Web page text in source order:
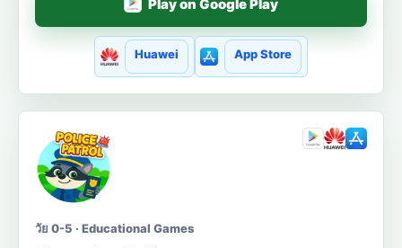
Play on Google Play
Huawei App Store
วัย 0-5 · Educational Games